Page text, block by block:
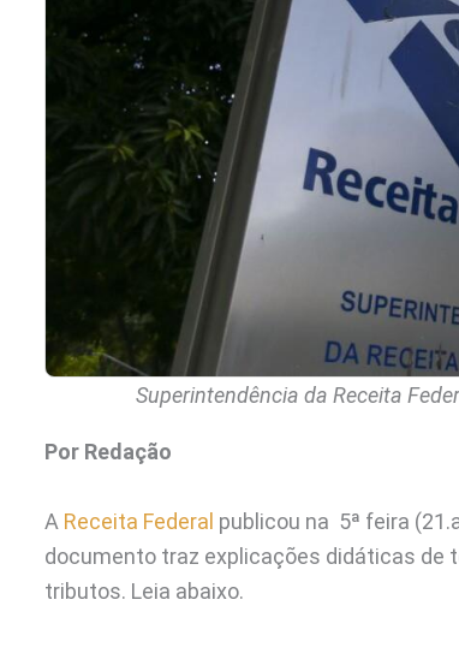
Superintendência da Receita
Por Redação
A Receita Federal publicou na 5ª feira
documento traz explicações didáticas de
tributos. Leia abaixo.